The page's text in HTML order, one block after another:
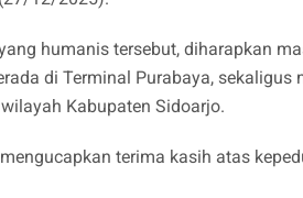
humanis tersebut, diharapkan
di Terminal Purabaya, sekaligus
Kabupaten Sidoarjo.
terima kasih atas